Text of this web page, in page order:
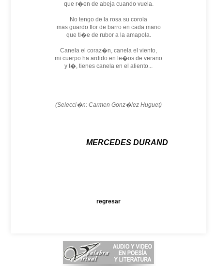
que r�en de abeja cuando vuela.
No tengo de la rosa su corola
mas guardo flor de barro en cada mano
que ti�e de rubor a la amapola.
Canela el coraz�n, canela el viento,
mi cuerpo ha ardido en le�os de verano
y t�, tienes canela en el aliento...
(Selecci�n: Carmen Gonz�lez Huguet)
MERCEDES DURAND
regresar